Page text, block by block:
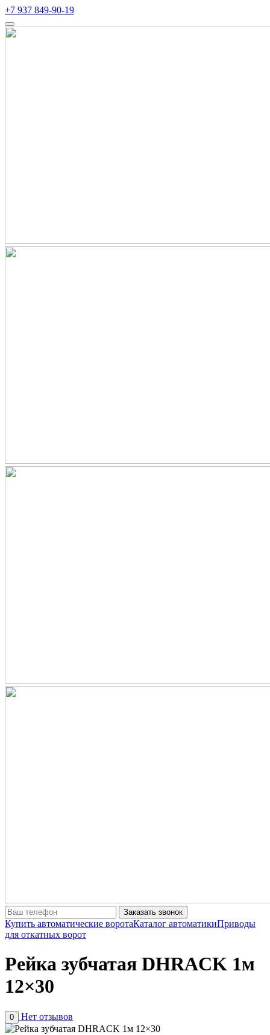
+7 937 849-90-19
Заказать звонок
Купить автоматические воротаКаталог автоматикиПриводы
для откатных ворот
Рейка зубчатая DHRACK 1м
12×30
0 Нет отзывов